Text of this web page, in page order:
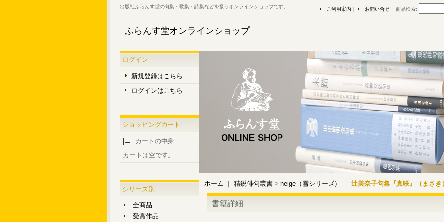
出版社ふらんす堂の句集・歌集・詩集などを扱うオンラインショップです。
ふらんす堂オンラインショップ
ご利用案内 お問い合せ 商品検索:
ログイン
新規登録はこちら
ログインはこちら
ショッピングカート
カートの中身
カートは空です。
シリーズ別
全商品
受賞作品
ホーム ｜ 精鋭俳句叢書 > neige（雪シリーズ） ｜ 辻美奈子句集『真咲』（まさき
書籍詳細